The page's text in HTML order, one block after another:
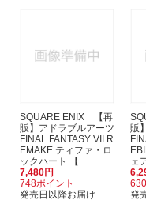
SQUARE ENIX 【再
販】アドラブルアーツ
FINAL FANTASY VII R
EMAKE ティファ・ロ
ックハート 【...
7,480円
748ポイント
発売日以降お届け
販
ェ
発